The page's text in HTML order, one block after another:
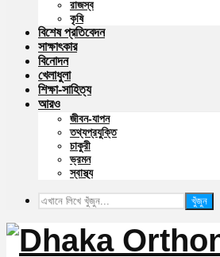
রাজস্ব
কৃষি
বিশেষ প্রতিবেদন
সাক্ষাৎকার
বিনোদন
খেলাধুলা
শিক্ষা-সাহিত্য
আরও
জীবন-যাপন
তথ্যপ্রযুক্তি
চাকুরী
ভ্রমন
স্বাস্থ্য
খুঁজুন